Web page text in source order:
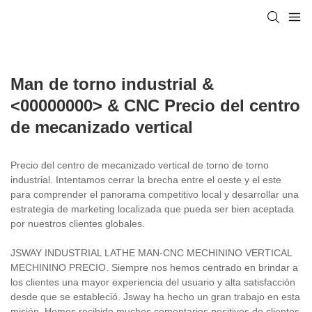
Man de torno industrial &
<00000000> & CNC Precio del centro
de mecanizado vertical
Precio del centro de mecanizado vertical de torno de torno
industrial. Intentamos cerrar la brecha entre el oeste y el este
para comprender el panorama competitivo local y desarrollar una
estrategia de marketing localizada que pueda ser bien aceptada
por nuestros clientes globales.
JSWAY INDUSTRIAL LATHE MAN-CNC MECHININO VERTICAL
MECHININO PRECIO. Siempre nos hemos centrado en brindar a
los clientes una mayor experiencia del usuario y alta satisfacción
desde que se estableció. Jsway ha hecho un gran trabajo en esta